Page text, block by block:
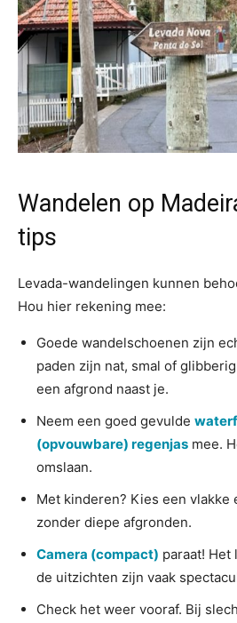
Wandelen op
tips
Levada-wandelingen kunnen
Hou hier rekening mee:
Goede wandelschoenen zijn
paden zijn nat, smal of
een afgrond naast je.
Neem een goed gevulde
(opvouwbare) regenjas mee.
omslaan.
Met kinderen? Kies een vlakke
zonder diepe afgronden.
Camera (compact) paraat! Het
de uitzichten zijn vaak
Check het weer vooraf. Bij